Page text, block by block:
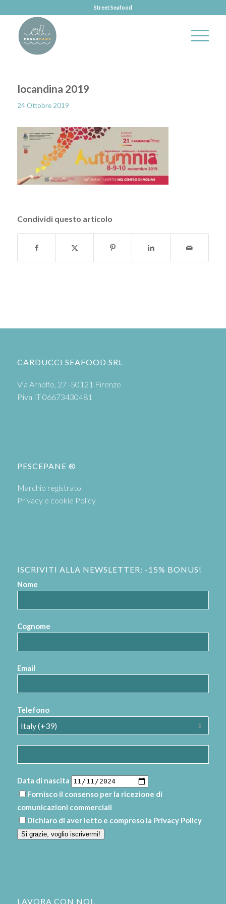
Street Seafood
locandina 2019
24 Ottobre 2019
Condividi questo articolo
CARDUCCI SEAFOOD SRL
Via Arnolfo, 27 -50121 Firenze
P.iva IT 06673430481
PESCEPANE ®
Marchio registrato
Privacy e cookie Policy
ISCRIVITI ALLA NEWSLETTER: -15% BONUS!
Nome
Cognome
Email
Telefono
Data di nascita
Fornisco il consenso per la ricezione di
comunicazioni commerciali
Dichiaro di aver letto e compreso la Privacy Policy
Si grazie, voglio iscrivermi!
LAVORA CON NOI.